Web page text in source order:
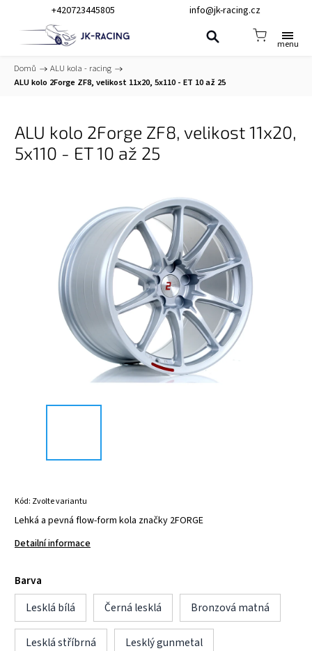
+420723445805 info@jk-racing.cz
Domů / ALU kola - racing /
ALU kolo 2Forge ZF8, velikost 11x20, 5x110 - ET 10 až 25
ALU kolo 2Forge ZF8, velikost 11x20,
5x110 - ET 10 až 25
Kód: Zvolte variantu
Lehká a pevná flow-form kola značky 2FORGE
Detailní informace
Barva
Lesklá bílá
Černá lesklá Bronzová matná
Lesklá stříbrná Lesklý gunmetal